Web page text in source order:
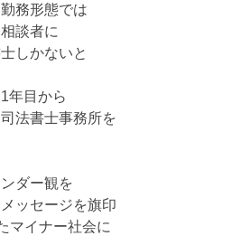
務形態では
談者に
しかないと
年目から
法書士事務所を
ダー観を
ッセージを旗印
マイナー社会に